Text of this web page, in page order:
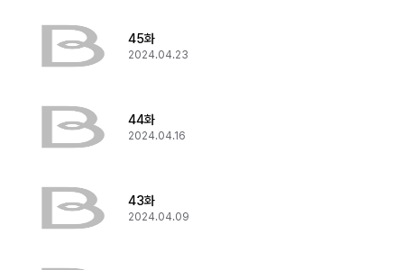
45화
2024.04.23
44화
2024.04.16
43화
2024.04.09